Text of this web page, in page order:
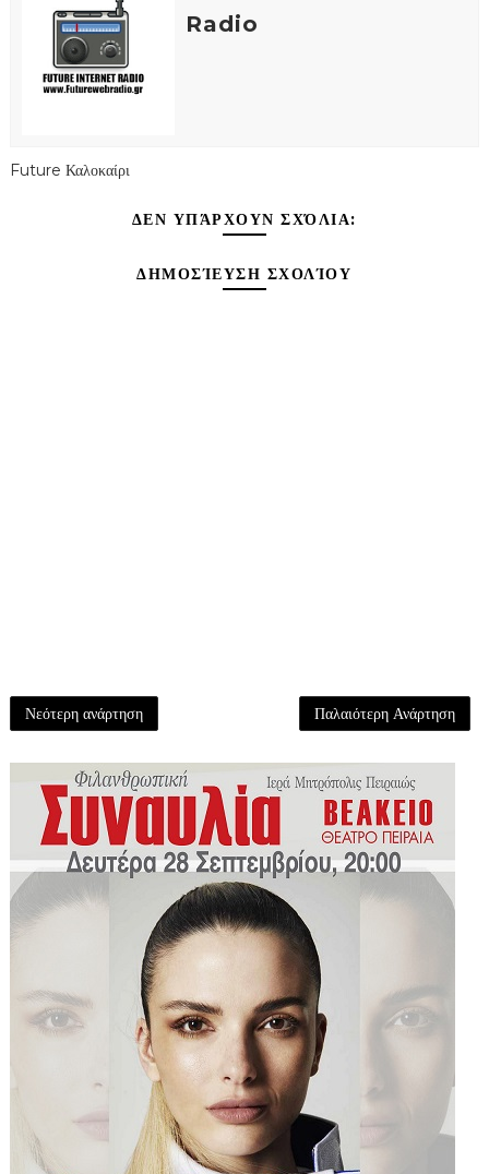
Radio
Future Καλοκαίρι
ΔΕΝ ΥΠΆΡΧΟΥΝ ΣΧΌΛΙΑ:
ΔΗΜΟΣΊΕΥΣΗ ΣΧΟΛΊΟΥ
Νεότερη ανάρτηση Παλαιότερη Ανάρτηση